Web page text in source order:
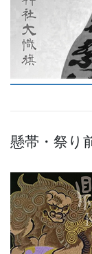
懸帯・祭り